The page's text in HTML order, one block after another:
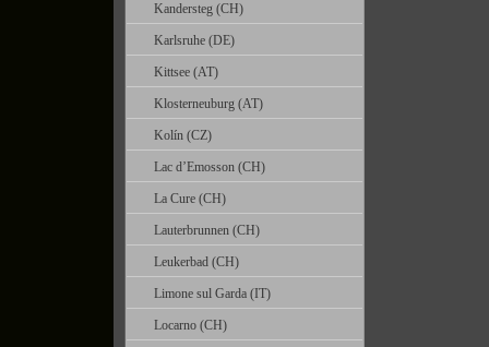
Kandersteg (CH)
Karlsruhe (DE)
Kittsee (AT)
Klosterneuburg (AT)
Kolín (CZ)
Lac d’Emosson (CH)
La Cure (CH)
Lauterbrunnen (CH)
Leukerbad (CH)
Limone sul Garda (IT)
Locarno (CH)